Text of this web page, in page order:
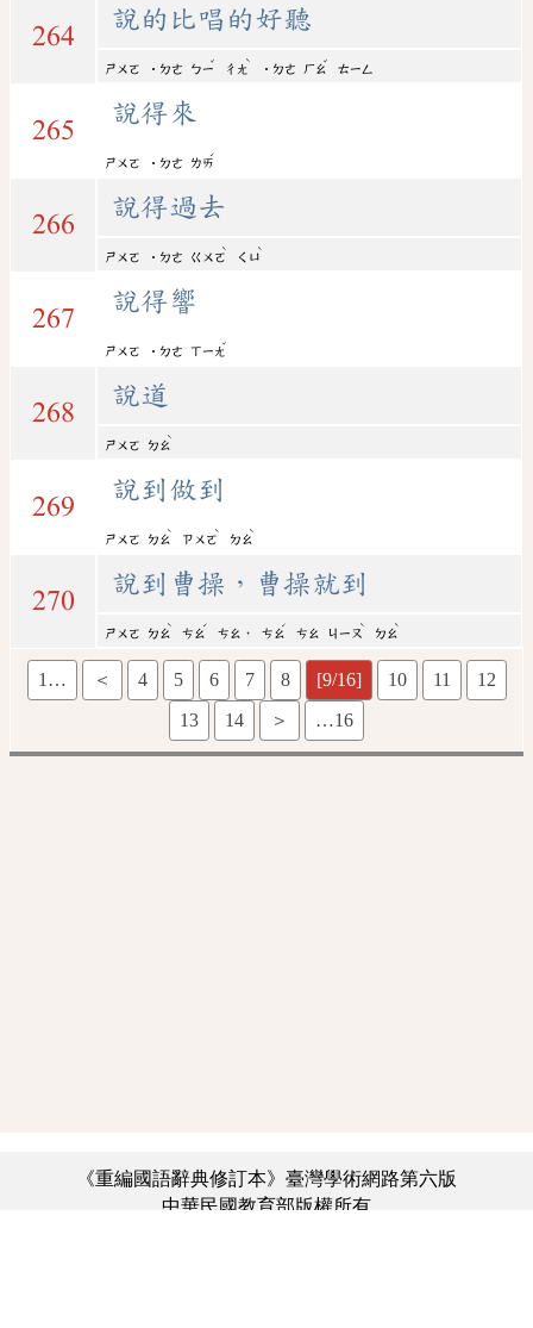
264
說的比唱的好聽
ㄕㄨㄛ ˙ㄉㄜ ㄅㄧ
ˇ
ㄔㄤ
ˋ
˙ㄉㄜ ㄏㄠ
ˇ
ㄊㄧㄥ
265
說得來
ㄕㄨㄛ ˙ㄉㄜ ㄌㄞ
ˊ
266
說得過去
ㄕㄨㄛ ˙ㄉㄜ ㄍㄨㄛ
ˋ
ㄑㄩ
ˋ
267
說得響
ㄕㄨㄛ ˙ㄉㄜ ㄒㄧㄤ
ˇ
268
說道
ㄕㄨㄛ ㄉㄠ
ˋ
269
說到做到
ㄕㄨㄛ ㄉㄠ
ˋ
ㄗㄨㄛ
ˋ
ㄉㄠ
ˋ
270
說到曹操，曹操就到
ㄕㄨㄛ ㄉㄠ
ˋ
ㄘㄠ
ˊ
ㄘㄠ ， ㄘㄠ
ˊ
ㄘㄠ ㄐㄧㄡ
ˋ
ㄉㄠ
ˋ
1… ＜ 4 5 6 7 8 [9/16] 10 11
12
13
14 ＞ …16
《重編國語辭典修訂本》臺灣學術網路第六版
中華民國教育部版權所有